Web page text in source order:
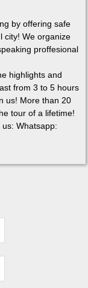
by offering safe
city! We organize
proffesional
highlights and
from 3 to 5 hours
us! More than 20
tour of a lifetime!
Whatsapp: